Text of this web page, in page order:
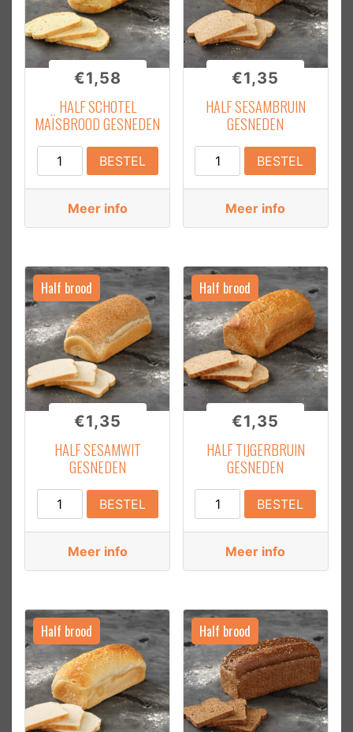
€1,58
HALF SCHOTEL
MAÏSBROOD GESNEDEN
Half
Schotel
Maïsbrood
Gesneden
aantal
BESTEL
Meer info
€1,35
HALF SESAMBRUIN
GESNEDEN
Half
Sesambruin
Gesneden
aantal
BESTEL
Meer info
Half brood
€1,35
HALF SESAMWIT
GESNEDEN
Half
Sesamwit
Gesneden
aantal
BESTEL
Meer info
Half brood
€1,35
HALF TIJGERBRUIN
GESNEDEN
Half
Tijgerbruin
Gesneden
aantal
BESTEL
Meer info
Half brood Half brood